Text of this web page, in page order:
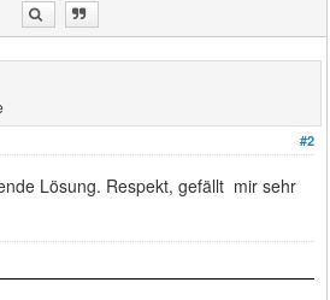
#2
Lösung. Respekt, gefällt mir sehr